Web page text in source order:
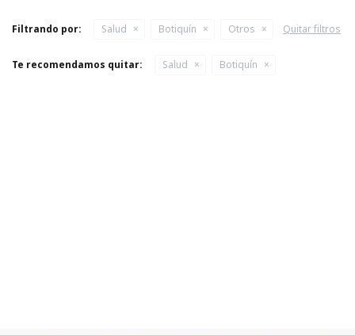
Filtrando por: Salud Botiquín Otros Quitar filtros
Te recomendamos quitar: Salud Botiquín
Higiene y Bienestar